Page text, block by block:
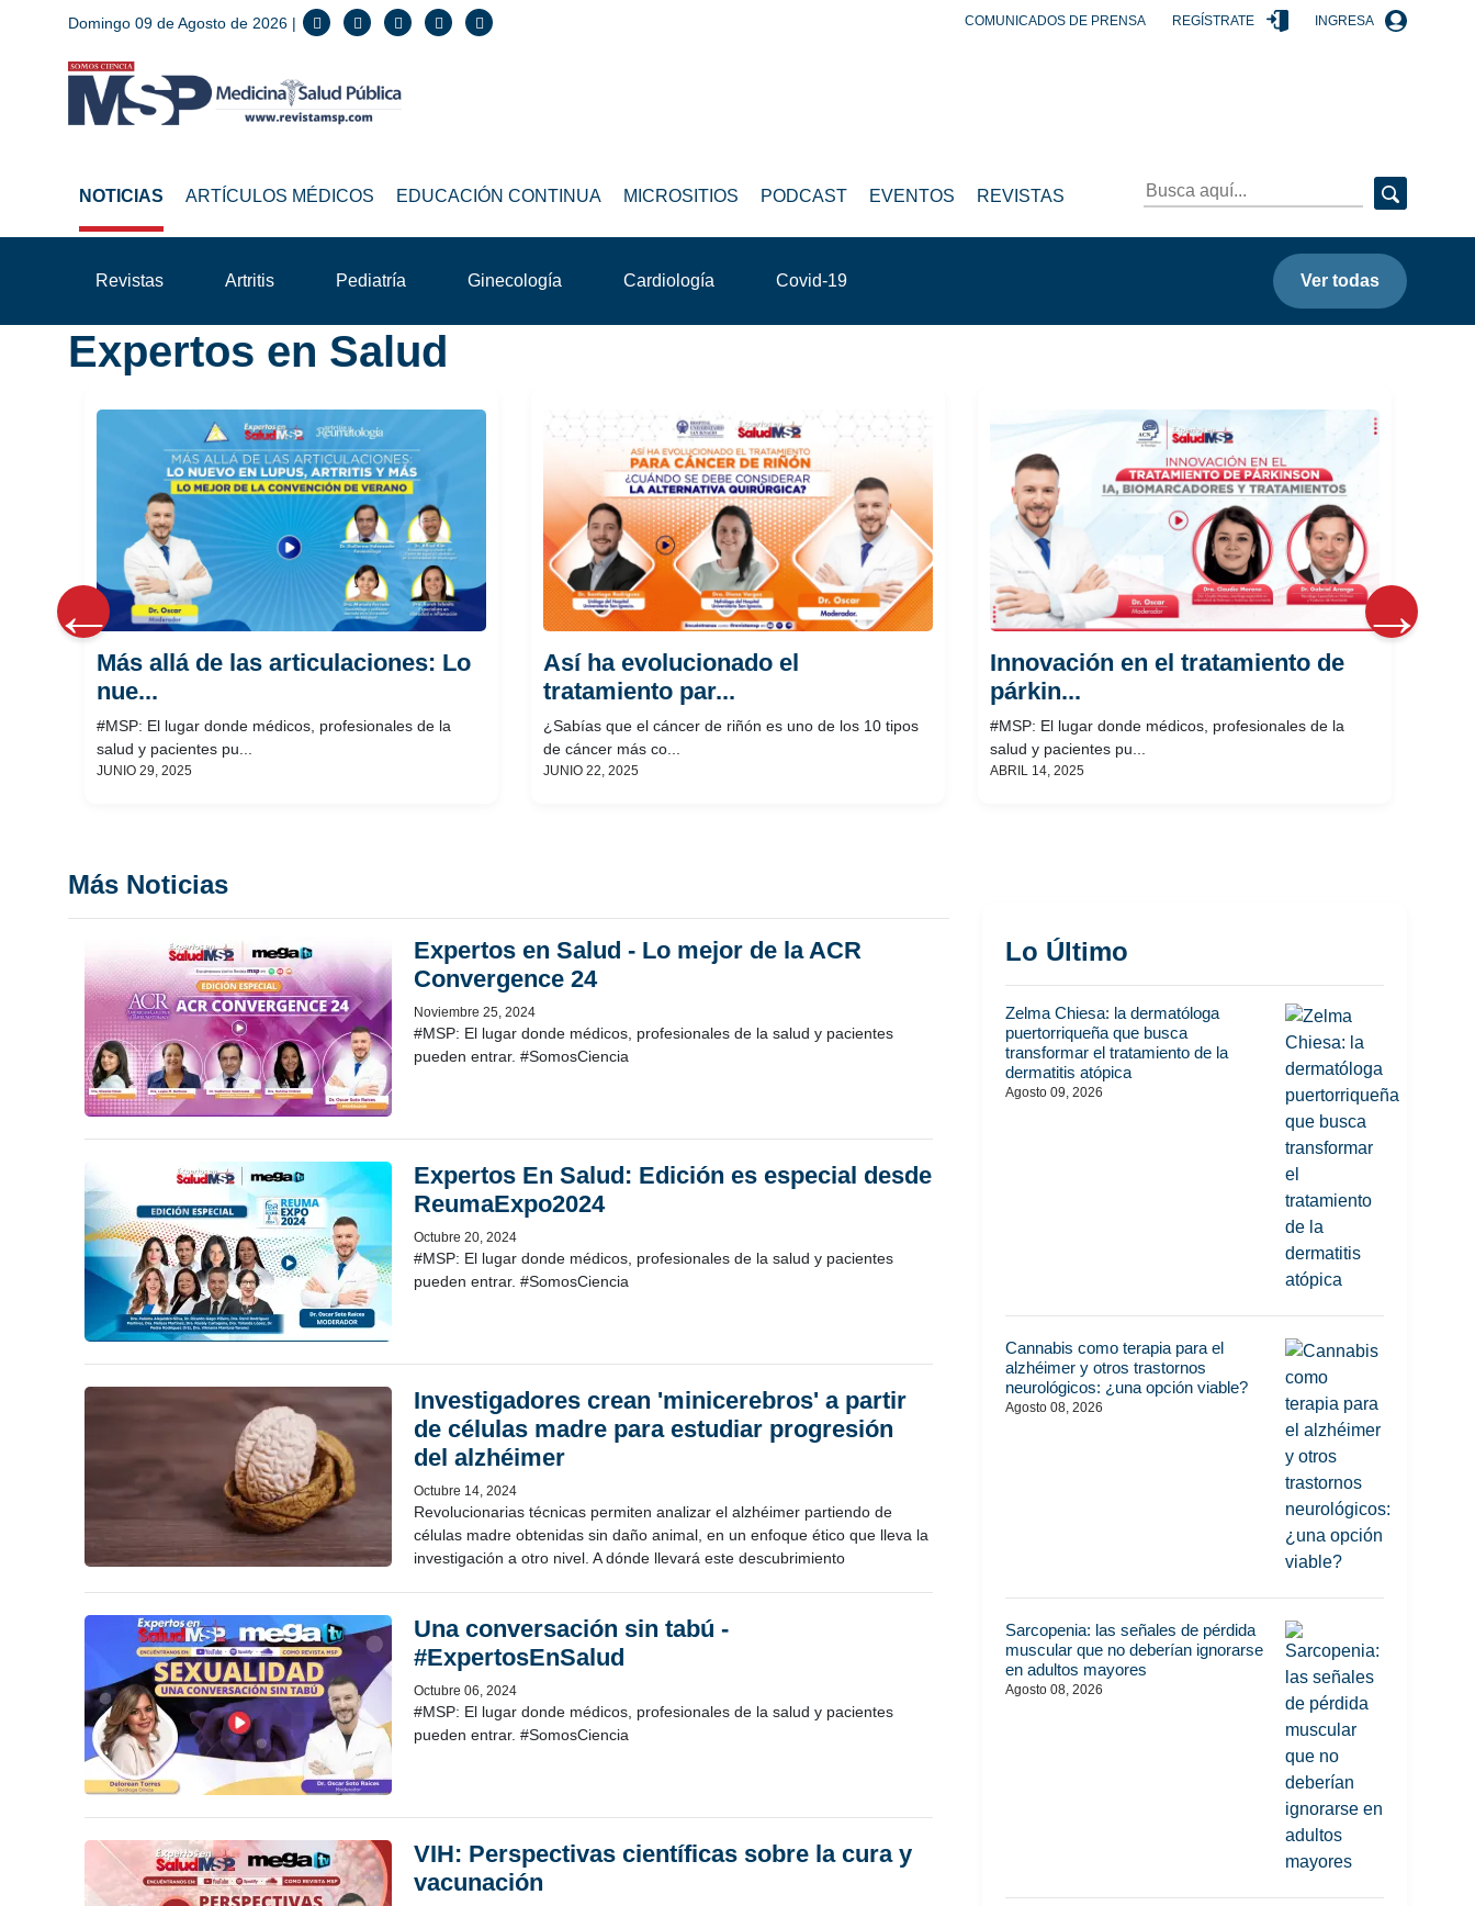
Domingo 09 de Agosto de 2026 | COMUNICADOS DE PRENSA REGÍSTRATE INGRESA
NOTICIAS ARTÍCULOS MÉDICOS EDUCACIÓN CONTINUA MICROSITIOS PODCAST EVENTOS REVISTAS
Revistas Artritis Pediatría Ginecología Cardiología Covid-19 Ver todas
Expertos en Salud
Más allá de las articulaciones: Lo
nue...
#MSP: El lugar donde médicos, profesionales de la
salud y pacientes pu...
JUNIO 29, 2025
Así ha evolucionado el
tratamiento par...
¿Sabías que el cáncer de riñón es uno de los 10 tipos
de cáncer más co...
JUNIO 22, 2025
Innovación en el tratamiento de
párkin...
#MSP: El lugar donde médicos, profesionales de la
salud y pacientes pu...
ABRIL 14, 2025
Más Noticias
Expertos en Salud - Lo mejor de la ACR
Convergence 24
Noviembre 25, 2024
#MSP: El lugar donde médicos, profesionales de la salud y pacientes
pueden entrar. #SomosCiencia
Expertos En Salud: Edición es especial desde
ReumaExpo2024
Octubre 20, 2024
#MSP: El lugar donde médicos, profesionales de la salud y pacientes
pueden entrar. #SomosCiencia
Investigadores crean 'minicerebros' a partir
de células madre para estudiar progresión
del alzhéimer
Octubre 14, 2024
Revolucionarias técnicas permiten analizar el alzhéimer partiendo de
células madre obtenidas sin daño animal, en un enfoque ético que lleva la
investigación a otro nivel. A dónde llevará este descubrimiento
Una conversación sin tabú -
#ExpertosEnSalud
Octubre 06, 2024
#MSP: El lugar donde médicos, profesionales de la salud y pacientes
pueden entrar. #SomosCiencia
VIH: Perspectivas científicas sobre la cura y
vacunación
Lo Último
Zelma Chiesa: la dermatóloga
puertorriqueña que busca
transformar el tratamiento de la
dermatitis atópica
Agosto 09, 2026
Cannabis como terapia para el
alzhéimer y otros trastornos
neurológicos: ¿una opción viable?
Agosto 08, 2026
Sarcopenia: las señales de pérdida
muscular que no deberían ignorarse
en adultos mayores
Agosto 08, 2026